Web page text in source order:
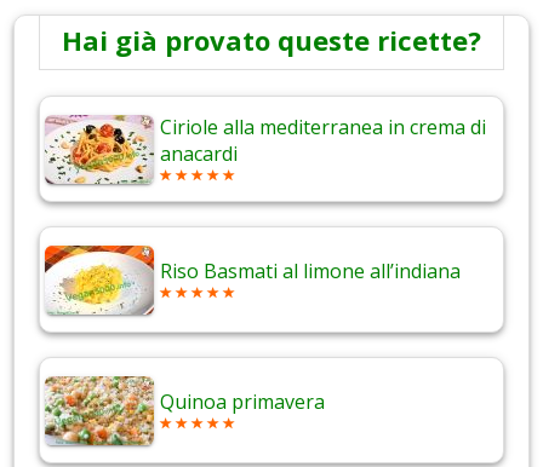
Hai già provato queste ricette?
Ciriole alla mediterranea in crema di
anacardi
Riso Basmati al limone all’indiana
Quinoa primavera